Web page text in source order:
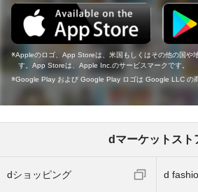
Appleのロゴ、App Storeは、米国もしくはその他の国や
す。App Storeは、Apple Inc.のサービスマークです。
Google Play および Google Play ロゴは Google LLC の
dマーケットスト
dショッピング d